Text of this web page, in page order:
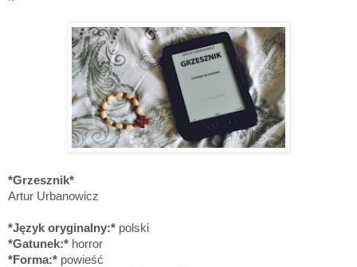
*Grzesznik*
Artur Urbanowicz
*Język oryginalny:* polski
*Gatunek:* horror
*Forma:* powieść